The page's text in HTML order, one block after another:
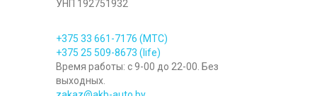
УНП 192751932
+375 33 661-7176 (МТС)
+375 25 509-8673 (life)
Время работы: с 9-00 до 22-00. Без
выходных.